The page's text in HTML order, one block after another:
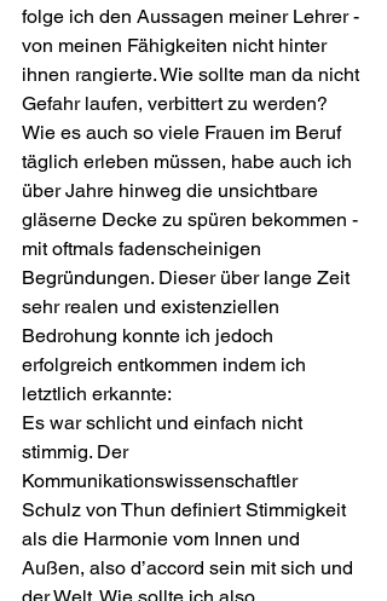
folge ich den Aussagen meiner Lehrer -
von meinen Fähigkeiten nicht hinter
ihnen rangierte. Wie sollte man da nicht
Gefahr laufen, verbittert zu werden?
Wie es auch so viele Frauen im Beruf
täglich erleben müssen, habe auch ich
über Jahre hinweg die unsichtbare
gläserne Decke zu spüren bekommen -
mit oftmals fadenscheinigen
Begründungen. Dieser über lange Zeit
sehr realen und existenziellen
Bedrohung konnte ich jedoch
erfolgreich entkommen indem ich
letztlich erkannte:
Es war schlicht und einfach nicht
stimmig. Der
Kommunikationswissenschaftler
Schulz von Thun definiert Stimmigkeit
als die Harmonie vom Innen und
Außen, also d’accord sein mit sich und